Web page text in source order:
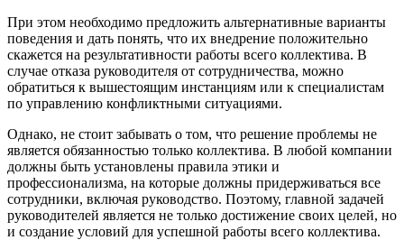
При этом необходимо предложить альтернативные варианты
поведения и дать понять, что их внедрение положительно
скажется на результативности работы всего коллектива. В
случае отказа руководителя от сотрудничества, можно
обратиться к вышестоящим инстанциям или к специалистам
по управлению конфликтными ситуациями.
Однако, не стоит забывать о том, что решение проблемы не
является обязанностью только коллектива. В любой компании
должны быть установлены правила этики и
профессионализма, на которые должны придерживаться все
сотрудники, включая руководство. Поэтому, главной задачей
руководителей является не только достижение своих целей, но
и создание условий для успешной работы всего коллектива.